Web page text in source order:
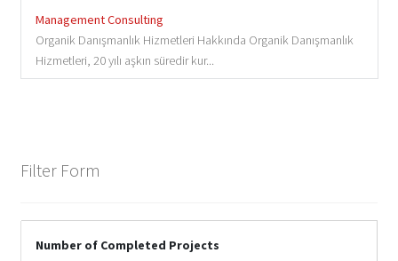
Management Consulting
Organik Danışmanlık Hizmetleri Hakkında Organik Danışmanlık
Hizmetleri, 20 yılı aşkın süredir kur...
Filter Form
Number of Completed Projects